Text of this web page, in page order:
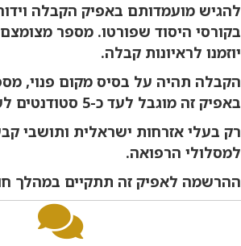
להגיש מועמדותם באפיק הקבלה
בקורסי היסוד שפורטו. מספר
יוזמנו לראיונות קבלה.
הקבלה תהיה על בסיס מקום פנוי,
באפיק זה מוגבל לעד כ-5 סטודנטים לשנה.
רק בעלי אזרחות ישראלית ותושבי
למסלולי הרפואה.
ההרשמה לאפיק זה תתקיים במהלך חודש